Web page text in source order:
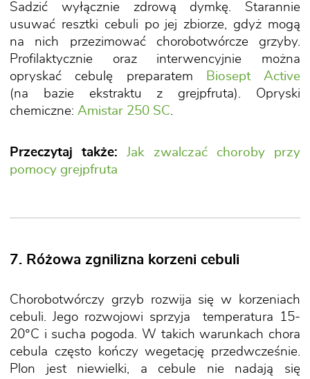
Sadzić wyłącznie zdrową dymkę. Starannie
usuwać resztki cebuli po jej zbiorze, gdyż mogą
na nich przezimować chorobotwórcze grzyby.
Profilaktycznie oraz interwencyjnie można
opryskać cebulę preparatem
Biosept Active
(na bazie ekstraktu z grejpfruta). Opryski
chemiczne: Amistar 250 SC.
Przeczytaj także:
Jak zwalczać choroby przy
pomocy grejpfruta
7. Różowa zgnilizna korzeni cebuli
Chorobotwórczy grzyb rozwija się w korzeniach
cebuli. Jego rozwojowi sprzyja temperatura 15-
20°C i sucha pogoda. W takich warunkach chora
cebula często kończy wegetację przedwcześnie.
Plon jest niewielki, a cebule nie nadają się